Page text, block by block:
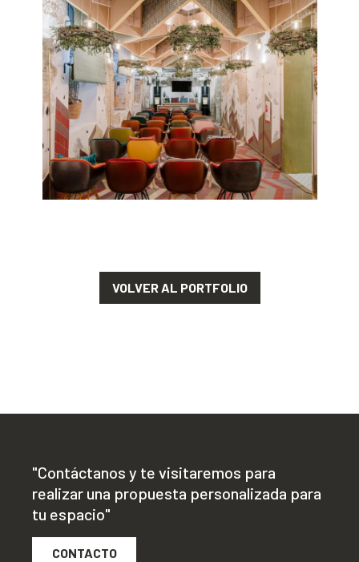
VOLVER AL PORTFOLIO
"Contáctanos y te visitaremos para
realizar una propuesta personalizada para
tu espacio"
CONTACTO